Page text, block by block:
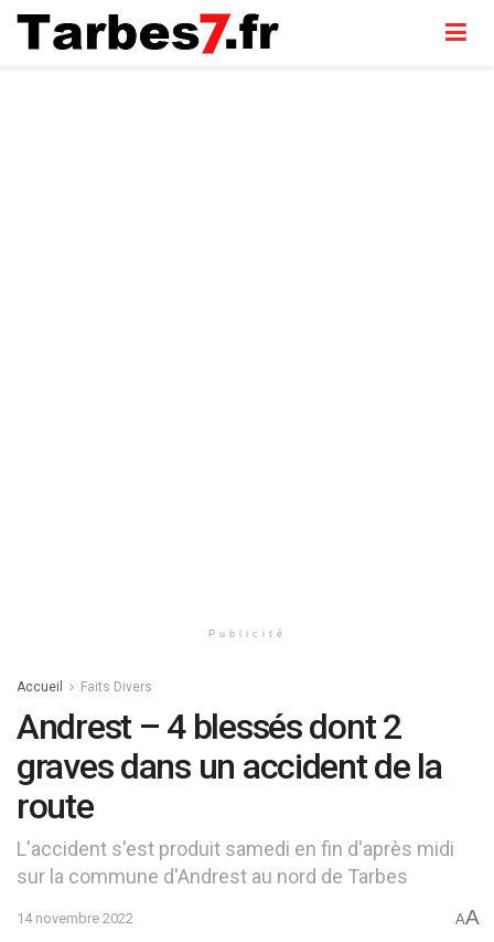
Publicité
Accueil Faits Divers
Andrest – 4 blessés dont 2
graves dans un accident de la
route
L'accident s'est produit samedi en fin d'après midi
sur la commune d'Andrest au nord de Tarbes
14 novembre 2022 AA